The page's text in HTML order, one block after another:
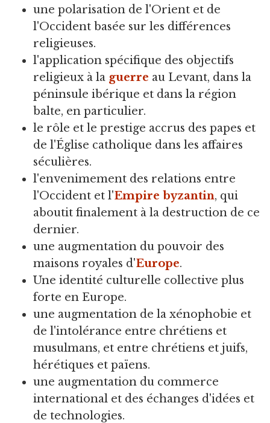
une polarisation de l'Orient et de
l'Occident basée sur les différences
religieuses.
l'application spécifique des objectifs
religieux à la guerre au Levant, dans la
péninsule ibérique et dans la région
balte, en particulier.
le rôle et le prestige accrus des papes et
de l'Église catholique dans les affaires
séculières.
l'envenimement des relations entre
l'Occident et l'Empire byzantin, qui
aboutit finalement à la destruction de ce
dernier.
une augmentation du pouvoir des
maisons royales d'Europe.
Une identité culturelle collective plus
forte en Europe.
une augmentation de la xénophobie et
de l'intolérance entre chrétiens et
musulmans, et entre chrétiens et juifs,
hérétiques et païens.
une augmentation du commerce
international et des échanges d'idées et
de technologies.